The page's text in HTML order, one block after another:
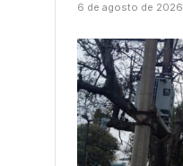
6 de agosto de 2026